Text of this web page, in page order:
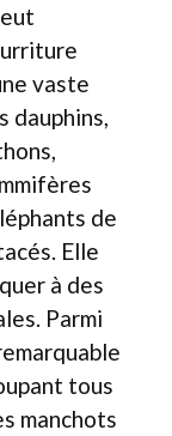
vaste
dauphins,
de
Elle
à des
Parmi
tous
manchots